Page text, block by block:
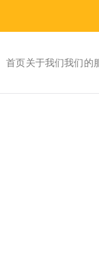
首页关于我们我们的